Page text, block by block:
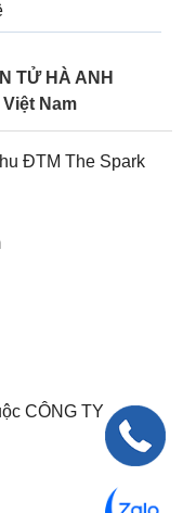
TỬ HÀ ANH
Nam
ĐTM The Spark
CÔNG TY